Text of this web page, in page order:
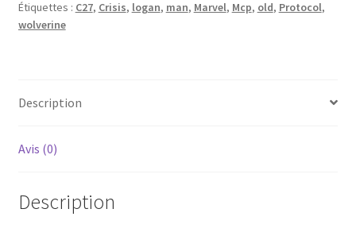
collectibles
avec
35mm
Étiquettes : C27, Crisis, logan, man, Marvel, Mcp, old, Protocol,
wolverine
Description
Avis (0)
Description